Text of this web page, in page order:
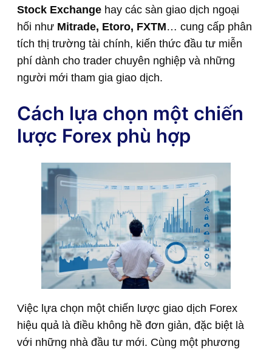
Stock Exchange hay các sàn giao dịch ngoại
hối như Mitrade, Etoro, FXTM… cung cấp phân
tích thị trường tài chính, kiến thức đầu tư miễn
phí dành cho trader chuyên nghiệp và những
người mới tham gia giao dịch.
Cách lựa chọn một chiến
lược Forex phù hợp
Việc lựa chọn một chiến lược giao dịch Forex
hiệu quả là điều không hề đơn giản, đặc biệt là
với những nhà đầu tư mới. Cùng một phương